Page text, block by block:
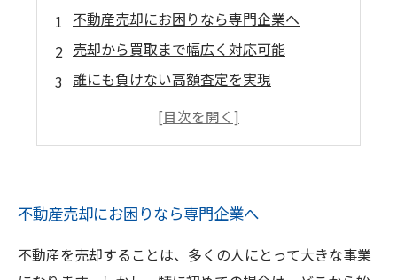
不動産売却にお困りなら専門企業へ
売却から買取まで幅広く対応可能
誰にも負けない高額査定を実現
経験豊富なスタッフが売却プランをご提案
不動産売却にお困りなら専門企業へ
不動産を売却することは、多くの人にとって大きな事業